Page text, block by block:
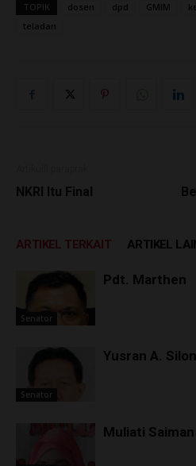
TOPIK dosen dpd GMIM
teladan
NKRI Itu Final
ARTIKEL TERKAIT ARTIKEL
Senator
Pdt. Marthen
Senator
Yusran A.
Muliati Saiman